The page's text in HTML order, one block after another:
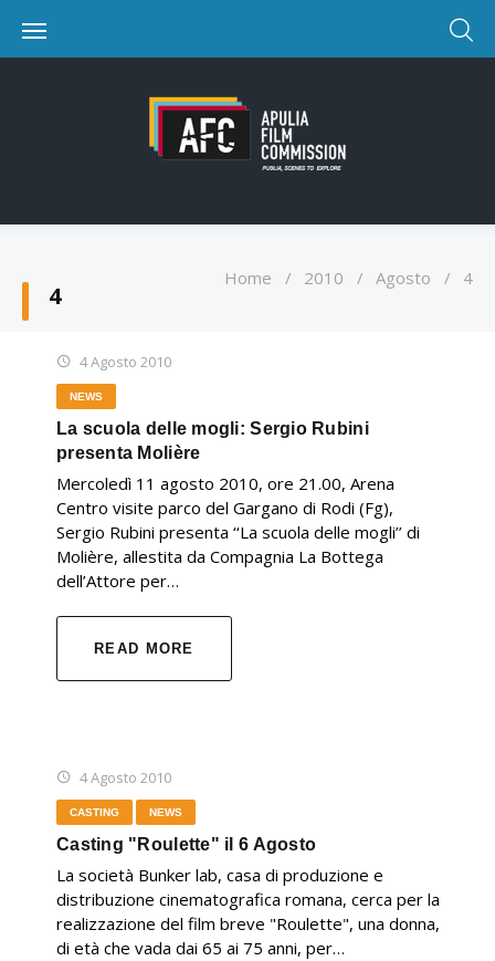
4
Home / 2010 / Agosto / 4
4 Agosto 2010
NEWS
La scuola delle mogli: Sergio Rubini
presenta Molière
Mercoledì 11 agosto 2010, ore 21.00, Arena
Centro visite parco del Gargano di Rodi (Fg),
Sergio Rubini presenta ‘‘La scuola delle mogli’’ di
Molière, allestita da Compagnia La Bottega
dell’Attore per…
READ MORE
4 Agosto 2010
CASTING NEWS
Casting "Roulette" il 6 Agosto
La società Bunker lab, casa di produzione e
distribuzione cinematografica romana, cerca per la
realizzazione del film breve "Roulette", una donna,
di età che vada dai 65 ai 75 anni, per…